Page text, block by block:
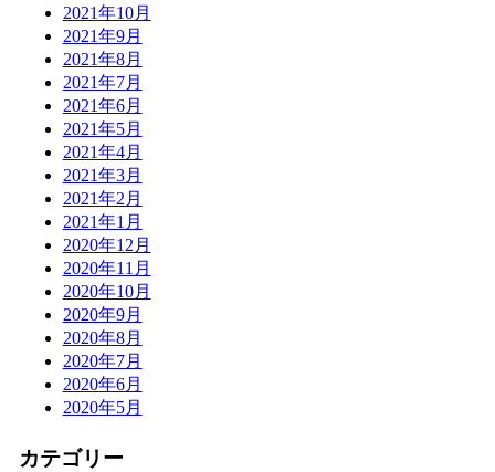
2021年10月
2021年9月
2021年8月
2021年7月
2021年6月
2021年5月
2021年4月
2021年3月
2021年2月
2021年1月
2020年12月
2020年11月
2020年10月
2020年9月
2020年8月
2020年7月
2020年6月
2020年5月
カテゴリー